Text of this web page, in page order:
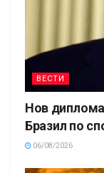
ВЕСТИ
Нов
Бразил по
06/08/2026